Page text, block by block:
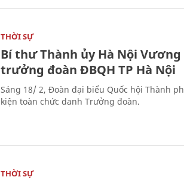
THỜI SỰ
Bí thư Thành ủy Hà Nội
trưởng đoàn ĐBQH TP Hà Nội
Sáng 18/ 2, Đoàn đại biểu Quốc hội Thành
kiện toàn chức danh Trưởng đoàn.
THỜI SỰ